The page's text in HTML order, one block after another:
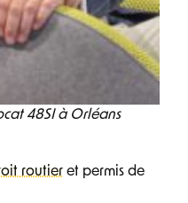
48SI à Orléans
routier et permis de